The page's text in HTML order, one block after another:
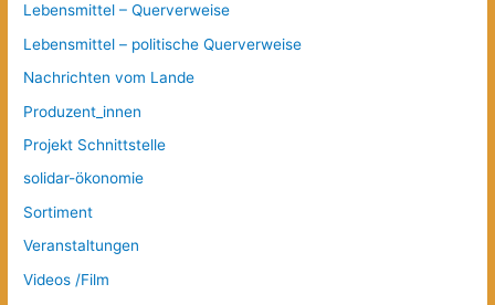
Lebensmittel – Querverweise
Lebensmittel – politische Querverweise
Nachrichten vom Lande
Produzent_innen
Projekt Schnittstelle
solidar-ökonomie
Sortiment
Veranstaltungen
Videos /Film